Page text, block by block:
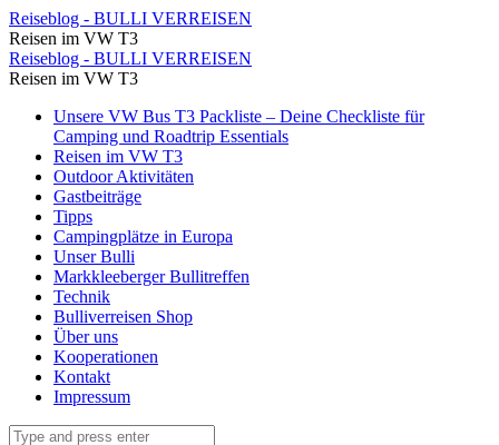
Wir
stehen
direkt
am
Ziegenstall
Reiseblog
BULLI
VERREISEN
Reiseblog - BULLI VERREISEN
Reisen im VW T3
Wir
stehen
direkt
am
Ziegenstall
Reiseblog
BULLI
VERREISEN
Reiseblog - BULLI VERREISEN
Reisen im VW T3
Skip
content
Unsere VW Bus T3 Packliste – Deine Checkliste für
Camping und Roadtrip Essentials
Reisen im VW T3
Outdoor Aktivitäten
Gastbeiträge
Tipps
Campingplätze in Europa
Unser Bulli
Markkleeberger Bullitreffen
Technik
Bulliverreisen Shop
Über uns
Kooperationen
Kontakt
Impressum
Search